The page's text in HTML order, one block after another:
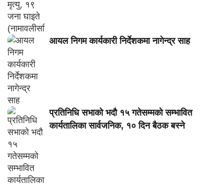
आयल निगम कार्यकारी निर्देशकमा नागेन्द्र साह
प्रतिनिधि सभाको भदौ १५ गतेसम्मको सम्भावित
कार्यतालिका सार्वजनिक, १० दिन बैठक बस्ने